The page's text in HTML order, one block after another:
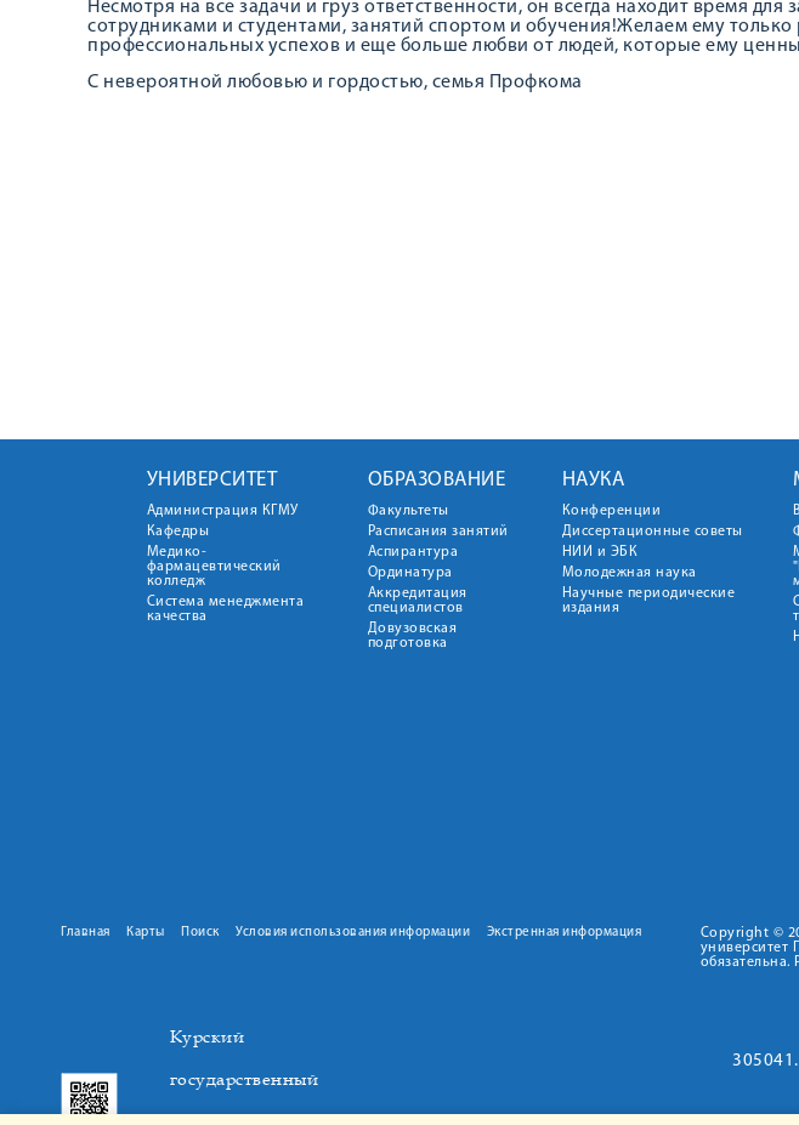
Несмотря на все задачи и груз ответственности, он всегда находит время для
сотрудниками и студентами, занятий спортом и обучения!Желаем ему только
профессиональных успехов и еще больше любви от людей, которые ему ценны
С невероятной любовью и гордостью, семья Профкома
УНИВЕРСИТЕТ
Администрация КГМУ
Кафедры
Медико-
фармацевтический
колледж
Система менеджмента
качества
ОБРАЗОВАНИЕ
Факультеты
Расписания занятий
Аспирантура
Ординатура
Аккредитация
специалистов
Довузовская
подготовка
НАУКА
Конференции
Диссертационные советы
НИИ и ЭБК
Молодежная наука
Научные периодические
издания
Главная Карты Поиск Условия использования информации Экстренная информация
Copyright ©
университет
обязательна.
Курский
государственный